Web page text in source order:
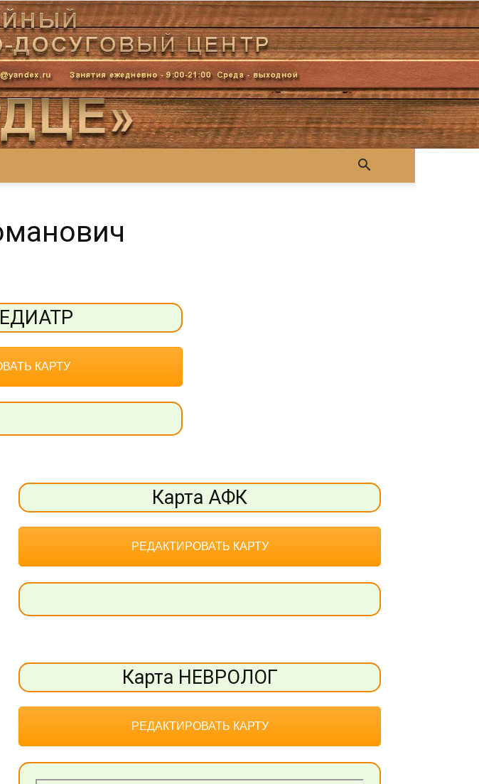
КАРТУ
Карта АФК
РЕДАКТИРОВАТЬ КАРТУ
Карта НЕВРОЛОГ
РЕДАКТИРОВАТЬ КАРТУ